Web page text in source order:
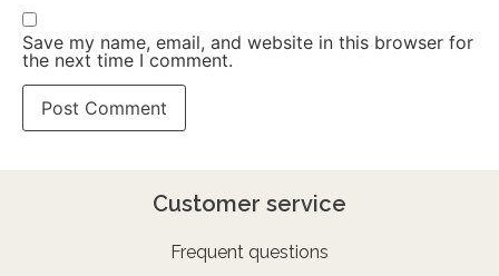
Save my name, email, and website in this browser for
the next time I comment.
Customer service
Frequent questions